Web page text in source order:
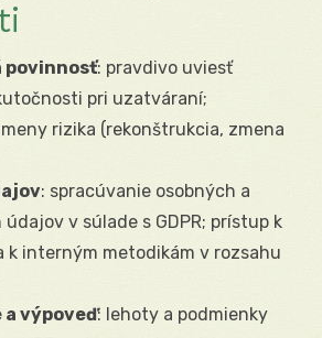
povinnosť: pravdivo uviesť
pri uzatváraní;
rizika (rekonštrukcia, zmena
: spracúvanie osobných a
v súlade s GDPR; prístup k
k interným metodikám v rozsahu
výpoveď: lehoty a podmienky